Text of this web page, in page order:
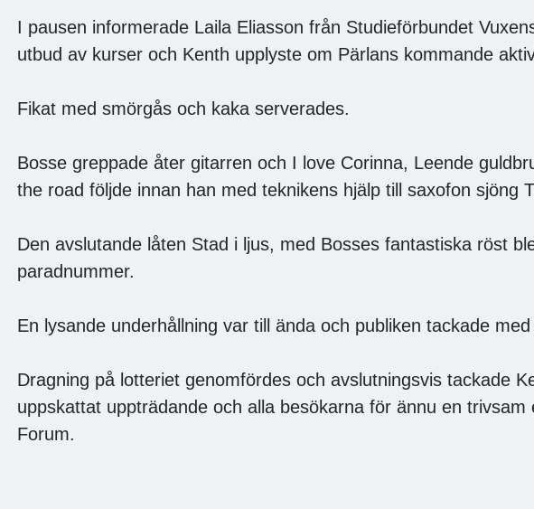
I pausen informerade Laila Eliasson från Studieförbundet
utbud av kurser och Kenth upplyste om Pärlans kommande
Fikat med smörgås och kaka serverades.
Bosse greppade åter gitarren och I love Corinna, Leende
the road följde innan han med teknikens hjälp till saxofon sjöng
Den avslutande låten Stad i ljus, med Bosses fantastiska röst
paradnummer.
En lysande underhållning var till ända och publiken tackade
Dragning på lotteriet genomfördes och avslutningsvis tackade
uppskattat uppträdande och alla besökarna för ännu en trivsam
Forum.